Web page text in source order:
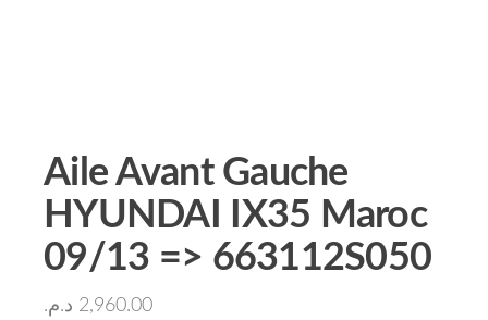
Aile Avant Gauche
HYUNDAI IX35 Maroc
09/13 => 663112S050
2,960.00 د.م.